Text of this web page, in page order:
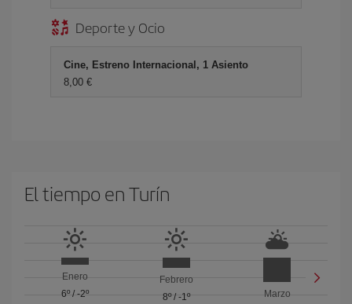
Deporte y Ocio
Cine, Estreno Internacional, 1 Asiento
8,00 €
El tiempo en Turín
Enero
6º/ -2º
Febrero
8º/ -1º
Marzo